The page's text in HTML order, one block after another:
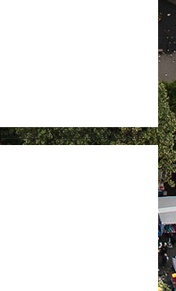
Imprimer Envoyer cette page